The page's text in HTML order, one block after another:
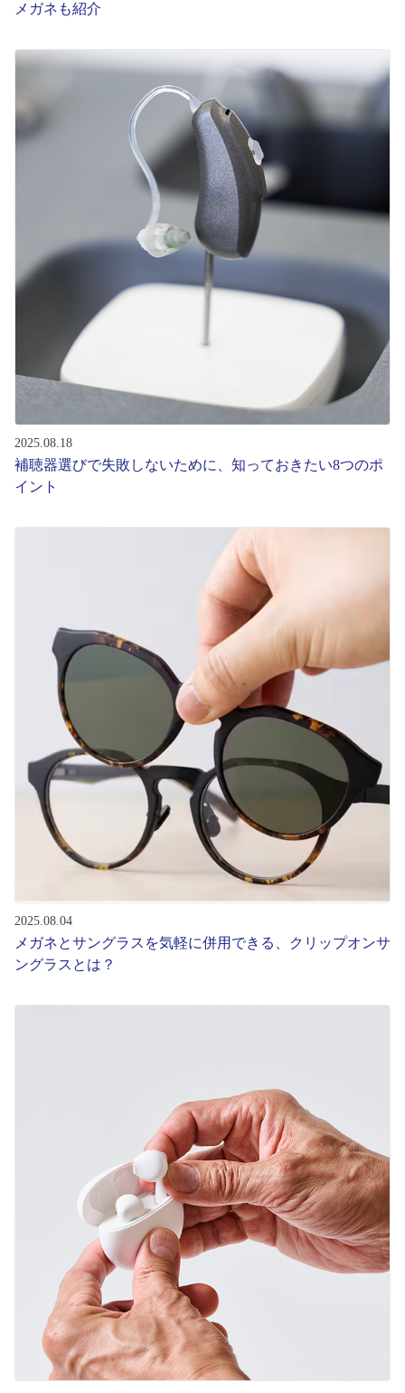
ブランド一覧
スタッフコンテンツ一覧
コーディネート
レビュー
ブログ
アフターサービス
会社情報
会社概要
パリミキについて
お問い合わせ
English
メガネも紹介
2025.08.18
補聴器選びで失敗しないために、知っておきたい8つのポ
イント
2025.08.04
メガネとサングラスを気軽に併用できる、クリップオンサ
ングラスとは？